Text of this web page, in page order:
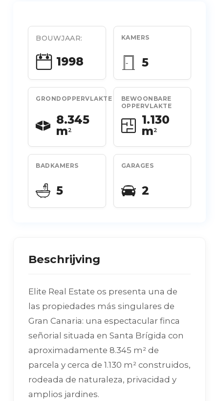
BOUWJAAR:
1998
KAMERS
5
GRONDOPPERVLAKTE
8.345
m2
BEWOONBARE
OPPERVLAKTE
1.130
m2
BADKAMERS
5
GARAGES
2
Beschrijving
Elite Real Estate os presenta una de
las propiedades más singulares de
Gran Canaria: una espectacular finca
señorial situada en Santa Brígida con
aproximadamente 8.345 m² de
parcela y cerca de 1.130 m² construidos,
rodeada de naturaleza, privacidad y
amplios jardines.